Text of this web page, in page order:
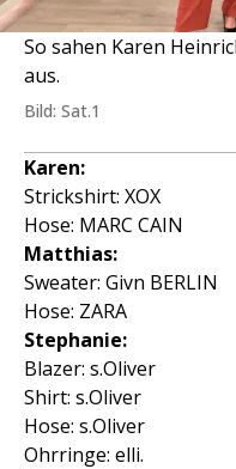
So sahen Karen
aus.
Bild: Sat.1
Karen:
Strickshirt: XOX
Hose: MARC CAIN
Matthias:
Sweater: Givn BERLIN
Hose: ZARA
Stephanie:
Blazer: s.Oliver
Shirt: s.Oliver
Hose: s.Oliver
Ohrringe: elli.